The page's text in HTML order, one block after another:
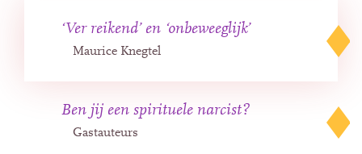
‘Ver reikend’ en ‘onbeweeglijk’
Maurice Knegtel
Ben jij een spirituele narcist?
Gastauteurs